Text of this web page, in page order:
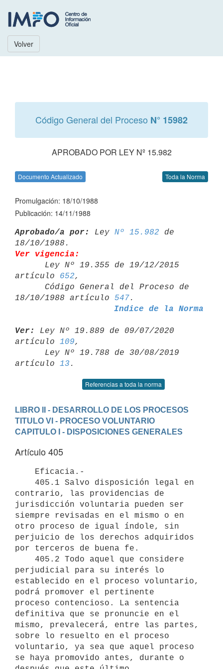
Volver
Código General del Proceso N° 15982
APROBADO POR LEY Nº 15.982
Documento Actualizado Toda la Norma
Promulgación: 18/10/1988
Publicación: 14/11/1988
Aprobado/a por: Ley Nº 15.982 de
Ver vigencia:
artículo 652,
18/10/1988 artículo 547
Indice de la Norma
Ver:
Ley Nº 19.889 de 09/07/2020
artículo 109,
artículo 13
Referencias a toda la norma
LIBRO II - DESARROLLO DE LOS PROCESOS
TITULO VI - PROCESO VOLUNTARIO
CAPITULO I - DISPOSICIONES GENERALES
Artículo 405
contrario, las providencias de
jurisdicción voluntaria pueden ser
siempre revisadas en el mismo o en
otro proceso de igual índole, sin
perjuicio de los derechos adquiridos
por terceros de buena fe.
perjudicial para su interés lo
establecido en el proceso voluntario,
podrá promover el pertinente
proceso contencioso. La sentencia
definitiva que se pronuncie en el
mismo, prevalecerá, entre las partes,
sobre lo resuelto en el proceso
voluntario, ya sea que aquel proceso
se haya promovido antes, durante o